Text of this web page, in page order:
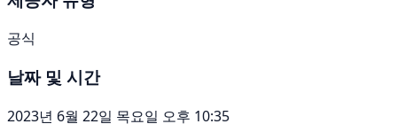
공식
날짜 및 시간
2023년 6월 22일 목요일 오후 10:35